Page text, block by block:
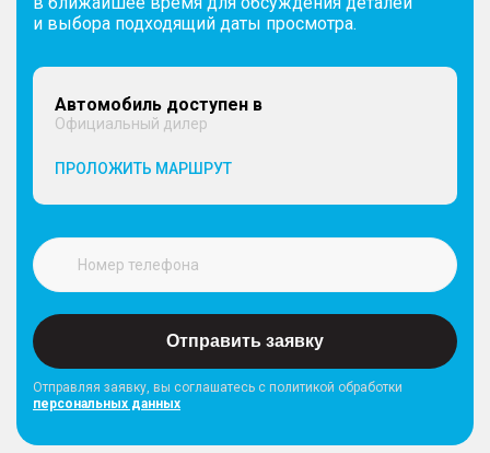
и выбора подходящий даты просмотра.
Автомобиль доступен в
Официальный дилер
ПРОЛОЖИТЬ МАРШРУТ
Отправить заявку
Отправляя заявку, вы соглашатесь с политикой обработки
персональных данных